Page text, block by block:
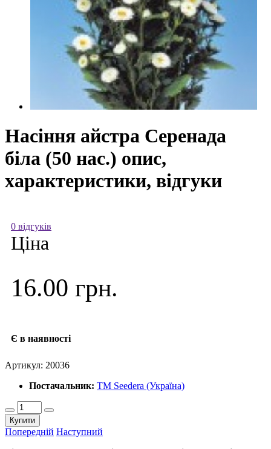
Насіння айстра Серенада
біла (50 нас.) опис,
характеристики, відгуки
0 відгуків
Ціна
16.00 грн.
Є в наявності
Артикул: 20036
Постачальник: ТМ Seedera (Україна)
Купити
Попередній Наступний